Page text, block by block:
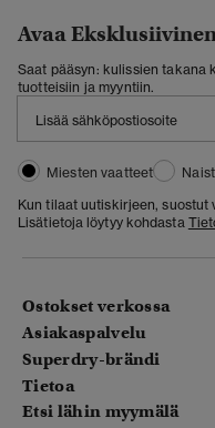
Avaa
Saat pääsyn: kulissien takana
tuotteisiin ja myyntiin.
Miesten vaatteet
Kun tilaat uutiskirjeen,
Lisätietoja löytyy kohdasta
Ostokset verkossa
Asiakaspalvelu
Superdry-brändi
Tietoa
Etsi lähin myymälä